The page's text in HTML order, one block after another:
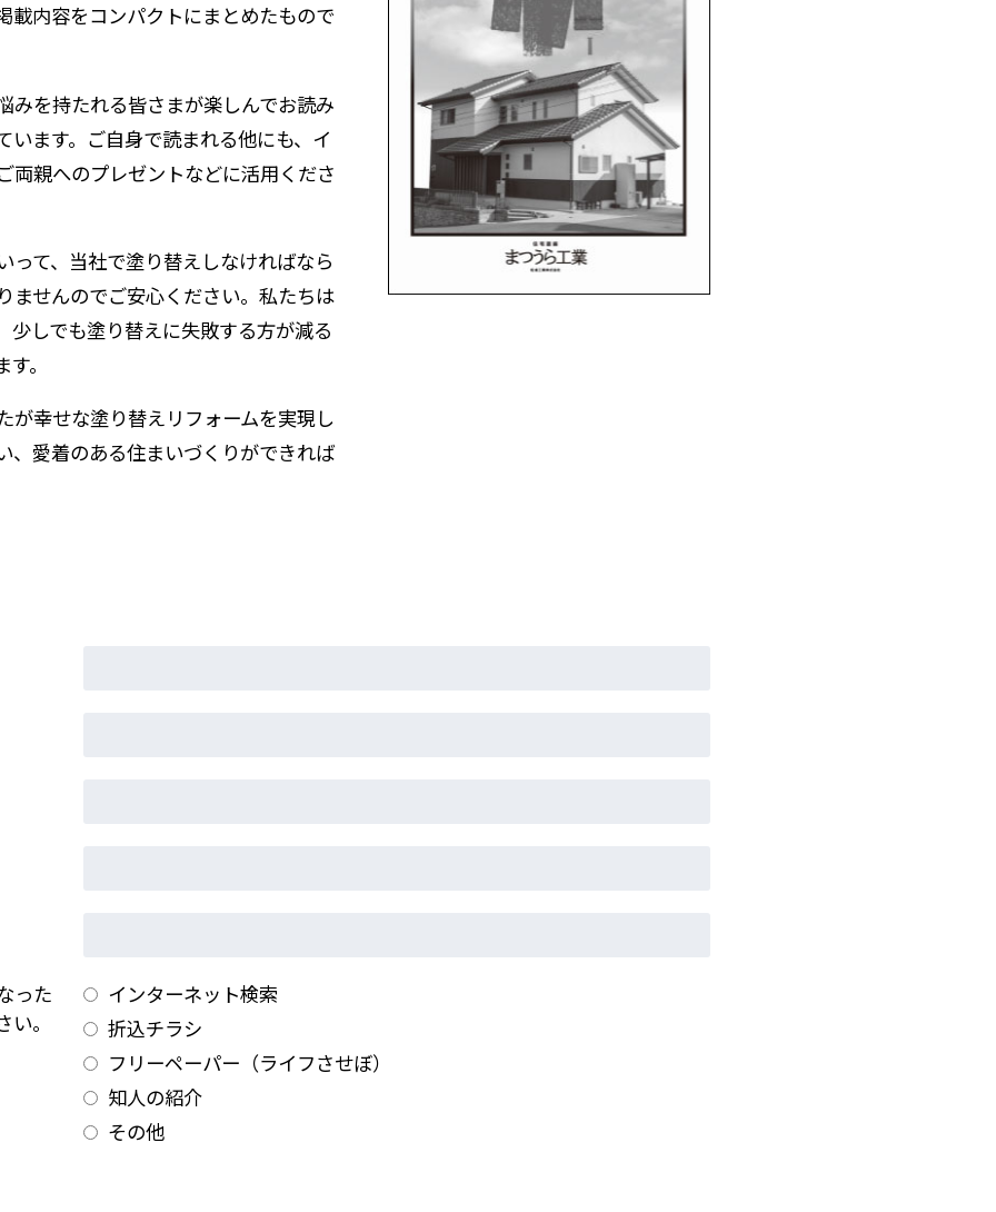
載内容をコンパクトにまとめたもので
みを持たれる皆さまが楽しんでお読み
います。ご自身で読まれる他にも、イ
両親へのプレゼントなどに活用くださ
って、当社で塗り替えしなければなら
ませんのでご安心ください。私たちは
少しでも塗り替えに失敗する方が減る
。
が幸せな塗り替えリフォームを実現し
、愛着のある住まいづくりができれば
った
。
インターネット検索
折込チラシ
フリーペーパー（ライフさせぼ）
知人の紹介
その他